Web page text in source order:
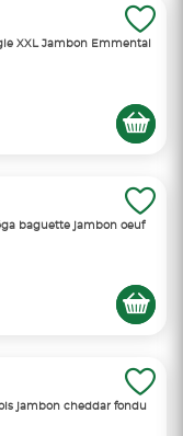
XXL Jambon Emmental
baguette jambon oeuf
jambon cheddar fondu